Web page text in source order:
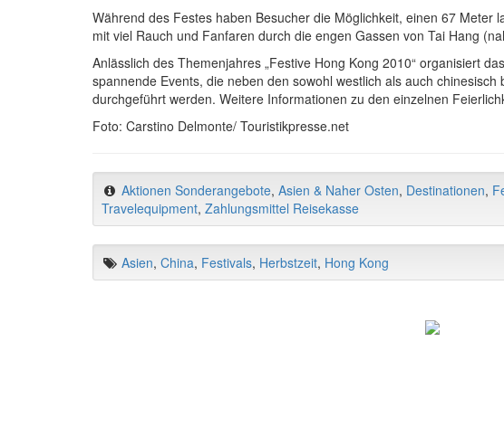
Während des Festes haben Besucher die Möglichkeit, einen 67 Meter
mit viel Rauch und Fanfaren durch die engen Gassen von Tai Hang
Anlässlich des Themenjahres „Festive Hong Kong 2010“ organisiert
spannende Events, die neben den sowohl westlich als auch
durchgeführt werden. Weitere Informationen zu den einzelnen
Foto: Carstino Delmonte/ Touristikpresse.net
Aktionen Sonderangebote, Asien & Naher Osten, Destinationen,
Travelequipment, Zahlungsmittel Reisekasse
Asien, China, Festivals, Herbstzeit, Hong Kong